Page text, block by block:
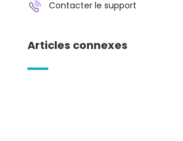
Contacter le support
Articles connexes